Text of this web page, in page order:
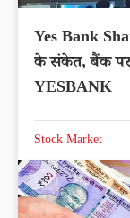
Yes Bank
के संकेत, बैंक पर
YESBANK
Stock Market